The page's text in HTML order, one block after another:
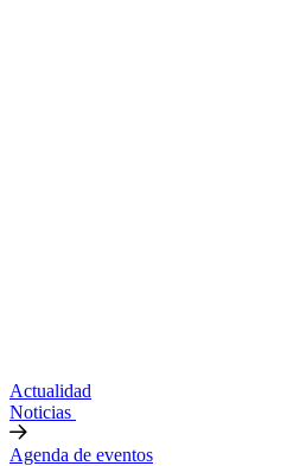
Actualidad
Noticias
Agenda de eventos